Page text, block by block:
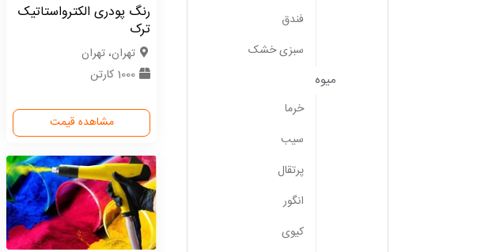
رنگ پودری الکترواستاتیک
ترک
تهران، تهران
1000 کارتن
مشاهده قیمت
فندق
سبزی خشک
میوه
خرما
سیب
پرتقال
انگور
کیوی